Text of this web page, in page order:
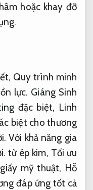
hoặc khay đỡ
Quy trình minh
lực. Giáng Sinh
đặc biệt, Linh
biệt cho thương
Với khả năng gia
từ ép kim, Tối ưu
mỹ thuật, Hỗ
đáp ứng tốt cả